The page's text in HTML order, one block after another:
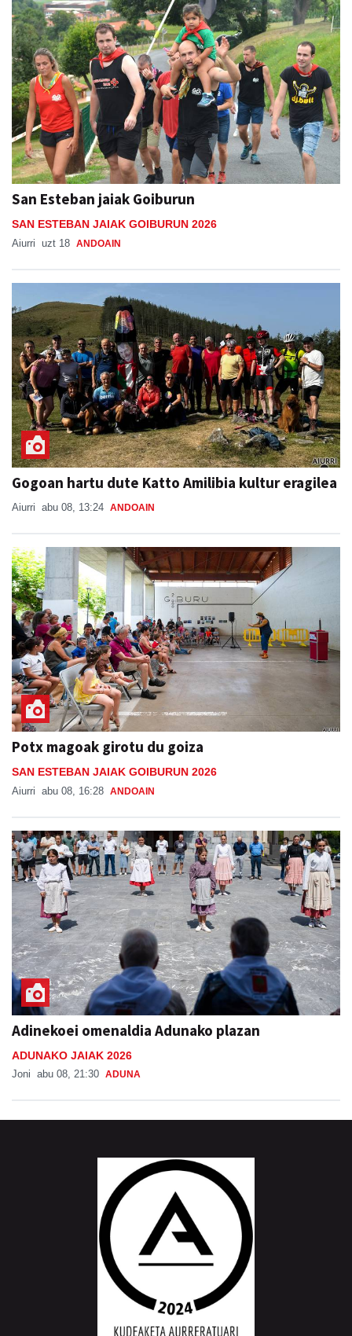
San Esteban jaiak Goiburun
SAN ESTEBAN JAIAK GOIBURUN 2026
Aiurri uzt 18 ANDOAIN
Gogoan hartu dute Katto Amilibia kultur eragilea
Aiurri abu 08, 13:24 ANDOAIN
Potx magoak girotu du goiza
SAN ESTEBAN JAIAK GOIBURUN 2026
Aiurri abu 08, 16:28 ANDOAIN
Adinekoei omenaldia Adunako plazan
ADUNAKO JAIAK 2026
Joni abu 08, 21:30 ADUNA